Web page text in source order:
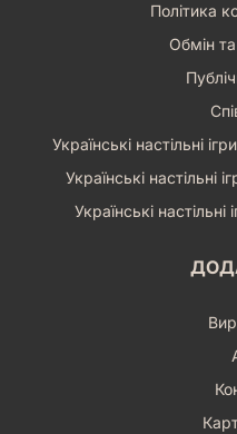
Політика
Обмін
Українські настільні
Українські настільні
Українські